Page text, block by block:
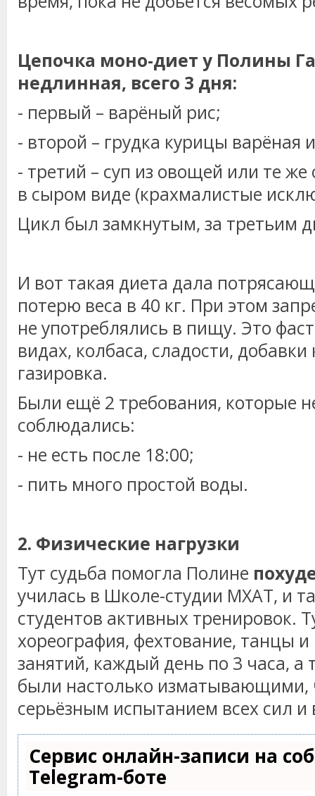
Цепочка моно-диет у Полины
недлинная, всего 3 дня:
- первый – варёный рис;
- второй – грудка курицы варёная
- третий – суп из овощей или те
в сыром виде (крахмалистые
Цикл был замкнутым, за третьим
И вот такая диета дала
потерю веса в 40 кг. При этом
не употреблялись в пищу. Это
видах, колбаса, сладости,
газировка.
Были ещё 2 требования, которые
соблюдались:
- не есть после 18:00;
- пить много простой воды.
2. Физические нагрузки
Тут судьба помогла Полине
училась в Школе-студии МХАТ, и
студентов активных тренировок.
хореография, фехтование, танцы и
занятий, каждый день по 3 часа, а
были настолько изматывающими,
серьёзным испытанием всех сил и
Сервис онлайн-записи на
Telegram-боте